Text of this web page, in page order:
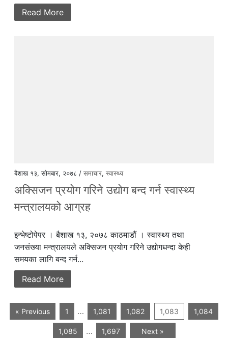
Read More
बैशाख १३, सोमबार, २०७८ /समाचार,स्वास्थ्य
अक्सिजन प्रयोग गरिने उद्योग बन्द गर्न स्वास्थ्य
मन्त्रालयको आग्रह
इन्भेष्टोपेपर । बैशाख १३, २०७८ काठमाडौं । स्वास्थ्य तथा
जनसंख्या मन्त्रालयले अक्सिजन प्रयोग गरिने उद्योगधन्दा केही
समयका लागि बन्द गर्न...
Read More
« Previous 1 … 1,081 1,082 1,083 1,084
1,085 … 1,697 Next »